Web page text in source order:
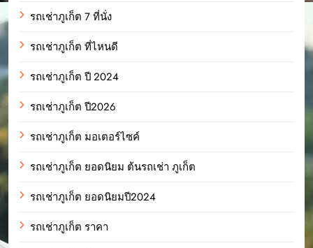
รถเช่าภูเก็ต 7 ที่นั่ง
รถเช่าภูเก็ต ที่ไหนดี
รถเช่าภูเก็ต ปี 2024
รถเช่าภูเก็ต ปี2026
รถเช่าภูเก็ต มอเตอร์ไซค์
รถเช่าภูเก็ต ยอดนิยม ต้นรถเช่า ภูเก็ต
รถเช่าภูเก็ต ยอดนิยมปี2024
รถเช่าภูเก็ต ราคา